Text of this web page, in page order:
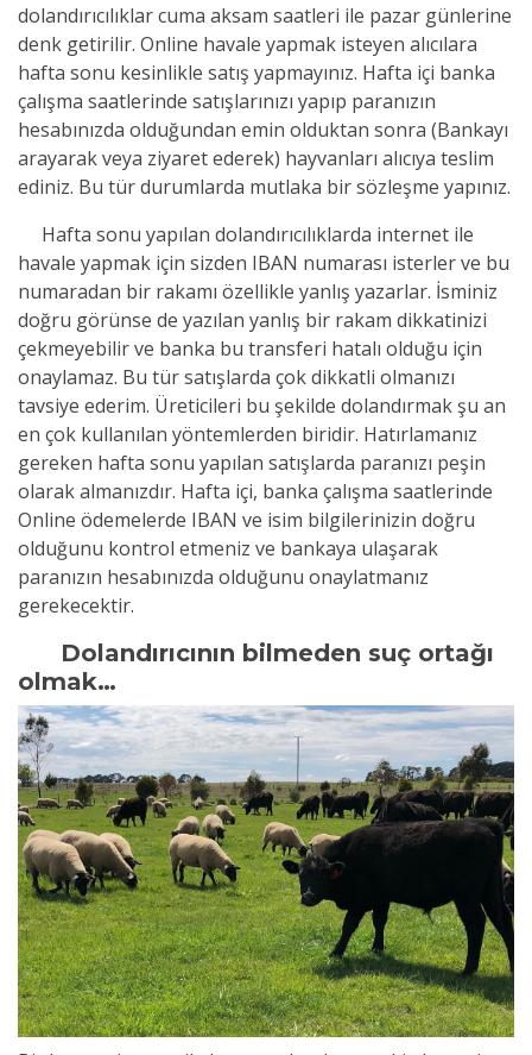
dolandırıcılıklar cuma aksam saatleri ile pazar günlerine
denk getirilir. Online havale yapmak isteyen alıcılara
hafta sonu kesinlikle satış yapmayınız. Hafta içi banka
çalışma saatlerinde satışlarınızı yapıp paranızın
hesabınızda olduğundan emin olduktan sonra (Bankayı
arayarak veya ziyaret ederek) hayvanları alıcıya teslim
ediniz. Bu tür durumlarda mutlaka bir sözleşme yapınız.
Hafta sonu yapılan dolandırıcılıklarda internet ile
havale yapmak için sizden IBAN numarası isterler ve bu
numaradan bir rakamı özellikle yanlış yazarlar. İsminiz
doğru görünse de yazılan yanlış bir rakam dikkatinizi
çekmeyebilir ve banka bu transferi hatalı olduğu için
onaylamaz. Bu tür satışlarda çok dikkatli olmanızı
tavsiye ederim. Üreticileri bu şekilde dolandırmak şu an
en çok kullanılan yöntemlerden biridir. Hatırlamanız
gereken hafta sonu yapılan satışlarda paranızı peşin
olarak almanızdır. Hafta içi, banka çalışma saatlerinde
Online ödemelerde IBAN ve isim bilgilerinizin doğru
olduğunu kontrol etmeniz ve bankaya ulaşarak
paranızın hesabınızda olduğunu onaylatmanız
gerekecektir.
Dolandırıcının bilmeden suç ortağı
olmak…